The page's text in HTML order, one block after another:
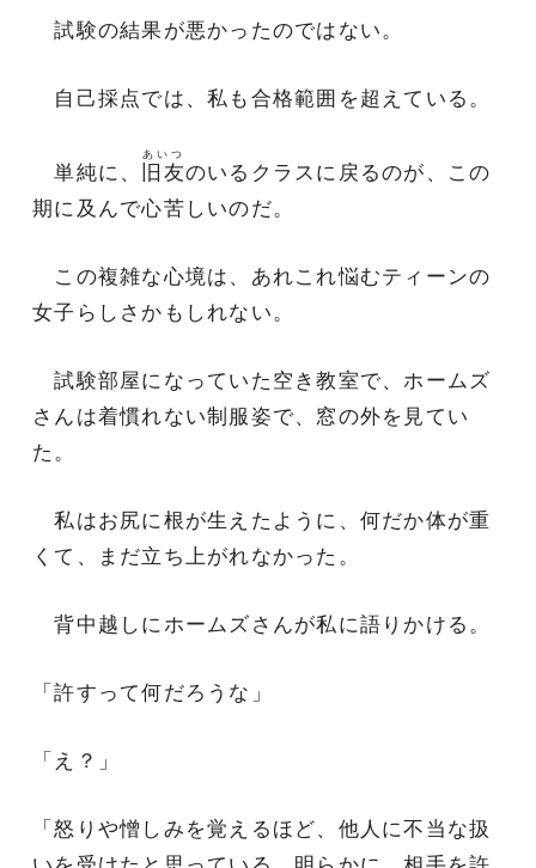
試験の結果が悪かったのではない。
自己採点では、私も合格範囲を超えている。
単純に、 旧友
あいつ
のいるクラスに戻るのが、この
期に及んで心苦しいのだ。
この複雑な心境は、あれこれ悩むティーンの
女子らしさかもしれない。
試験部屋になっていた空き教室で、ホームズ
さんは着慣れない制服姿で、窓の外を見てい
た。
私はお尻に根が生えたように、何だか体が重
くて、まだ立ち上がれなかった。
背中越しにホームズさんが私に語りかける。
「許すって何だろうな」
「え？」
「怒りや憎しみを覚えるほど、他人に不当な扱